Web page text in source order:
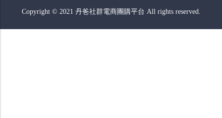
Copyright © 2021 丹爸社群電商團購平台 All rights reserved.